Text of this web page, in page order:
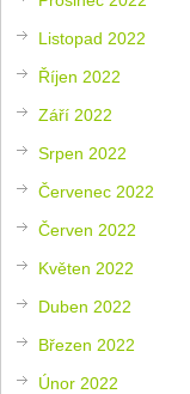
Listopad 2022
Říjen 2022
Září 2022
Srpen 2022
Červenec 2022
Červen 2022
Květen 2022
Duben 2022
Březen 2022
Únor 2022